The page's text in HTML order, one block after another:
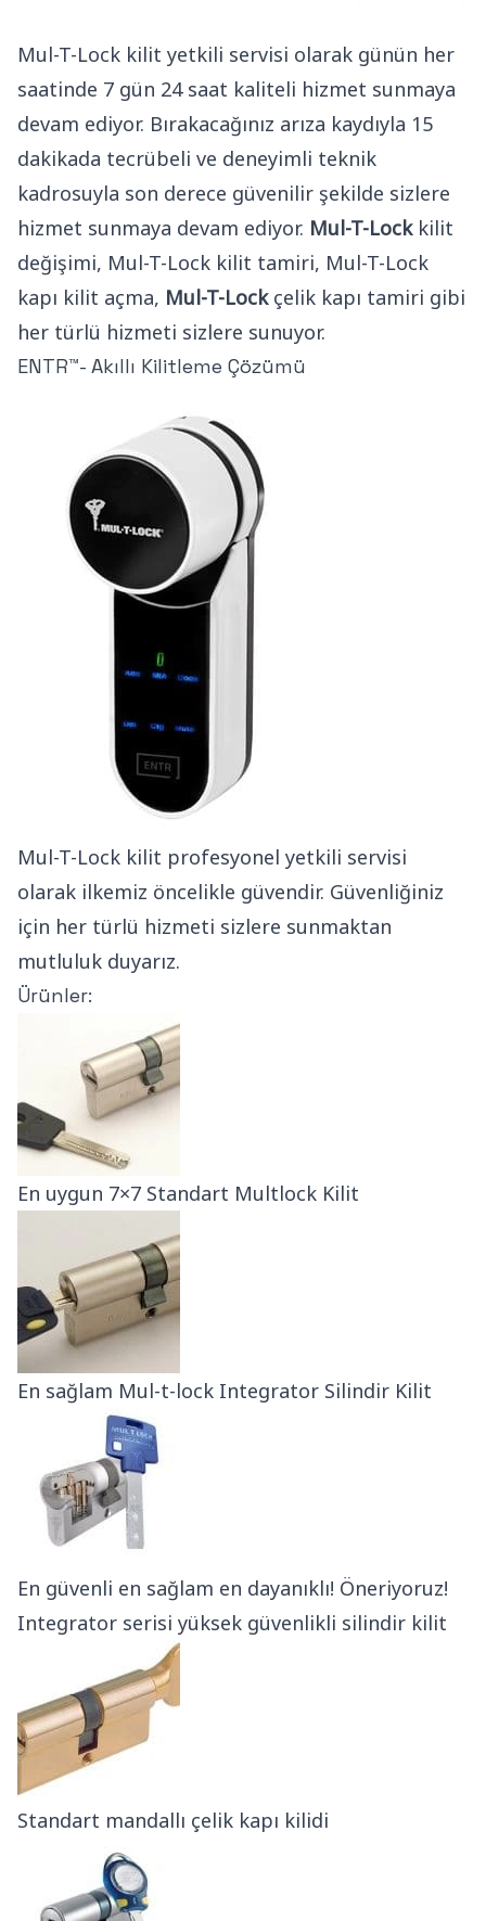
Mul-T-Lock kilit yetkili servisi olarak günün her
saatinde 7 gün 24 saat kaliteli hizmet sunmaya
devam ediyor. Bırakacağınız arıza kaydıyla 15
dakikada tecrübeli ve deneyimli teknik
kadrosuyla son derece güvenilir şekilde sizlere
hizmet sunmaya devam ediyor. Mul-T-Lockkilit
değişimi, Mul-T-Lock kilit tamiri, Mul-T-Lock
kapı kilit açma, Mul-T-Lockçelik kapı tamiri gibi
her türlü hizmeti sizlere sunuyor.
ENTR™- Akıllı Kilitleme Çözümü
Mul-T-Lock kilit profesyonel yetkili servisi
olarak ilkemiz öncelikle güvendir. Güvenliğiniz
için her türlü hizmeti sizlere sunmaktan
mutluluk duyarız.
Ürünler:
En uygun 7×7 Standart Multlock Kilit
En sağlam Mul-t-lock Integrator Silindir Kilit
En güvenli en sağlam en dayanıklı! Öneriyoruz!
Integrator serisi yüksek güvenlikli silindir kilit
Standart mandallı çelik kapı kilidi